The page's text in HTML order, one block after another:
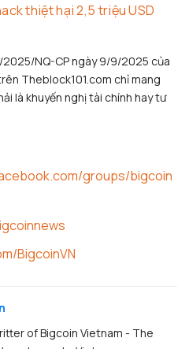
thiệt hại 2,5 triệu USD
NQ-CP ngày 9/9/2025 của
Theblock101.com chỉ mang
là khuyến nghị tài chính hay tư
groups/bigcoin
BigcoinVN
of Bigcoin Vietnam - The